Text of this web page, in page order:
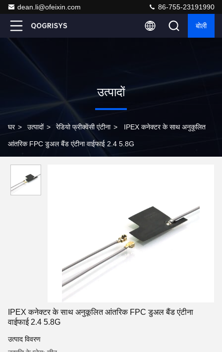
dean.li@ofeixin.com 86-755-23191990
बोली
उत्पादों
घर > उत्पादों > रेडियो फ्रीक्वेंसी एंटीना > IPEX कनेक्टर के साथ अनुकूलित
आंतरिक FPC डुअल बैंड एंटीना वाईफाई 2.4 5.8G
IPEX कनेक्टर के साथ अनुकूलित आंतरिक FPC डुअल बैंड एंटीना
वाईफाई 2.4 5.8G
उत्पाद विवरण